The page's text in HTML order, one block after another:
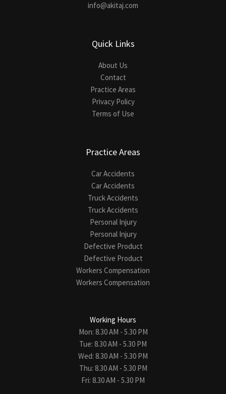
info@akitaj.com
Quick Links
About Us
Contact
Practice Areas
Privacy Policy
Terms of Use
Practice Areas
Car Accidents
Car Accidents
Truck Accidents
Truck Accidents
Personal Injury
Personal Injury
Defective Product
Defective Product
Workers Compensation
Workers Compensation
Working Hours
Mon: 8.30 AM - 5.30 PM
Tue: 8.30 AM - 5.30 PM
Wed: 8.30 AM - 5.30 PM
Thu: 8.30 AM - 5.30 PM
Fri: 8.30 AM - 5.30 PM